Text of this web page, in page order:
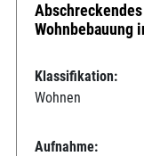
Wohnbebauung
Klassifikation:
Wohnen
Aufnahme: